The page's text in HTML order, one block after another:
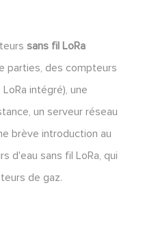
sans fil LoRa
parties, des compteurs
intégré), une
un serveur réseau
brève introduction au
d'eau sans fil LoRa, qui
de gaz.